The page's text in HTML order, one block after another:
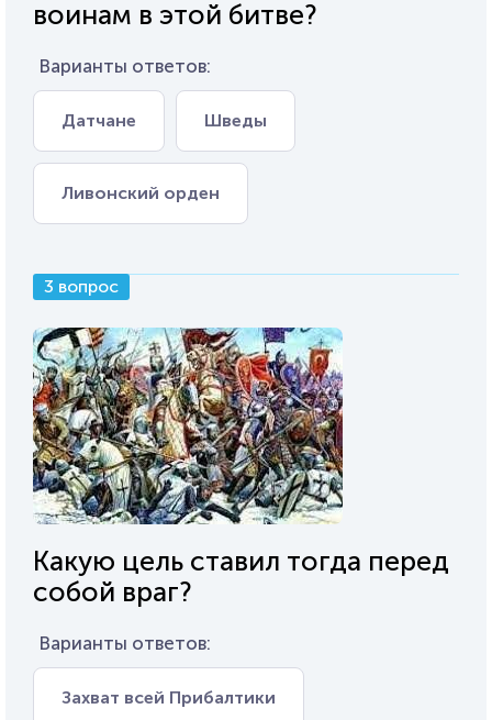
воинам в этой битве?
Варианты ответов:
Датчане Шведы
Ливонский орден
3 вопрос
Какую цель ставил тогда перед
собой враг?
Варианты ответов:
Захват всей Прибалтики